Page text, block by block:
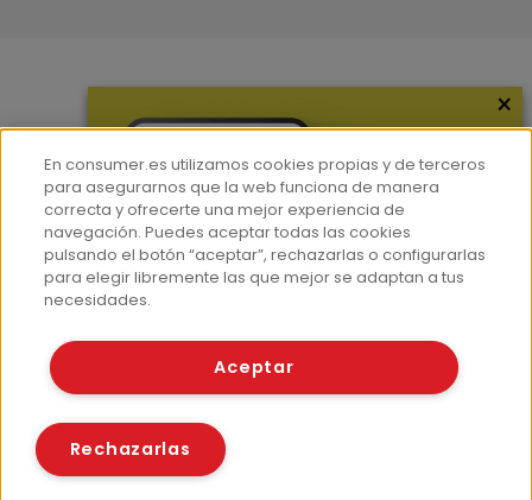
Hemeroteca
Contacto
Prensa
Corpus Lingüístico Consumer
© Fundación EROSKI
Políticas de cookies
×
En consumer.es utilizamos cookies propias y de terceros
para asegurarnos que la web funciona de manera
correcta y ofrecerte una mejor experiencia de
navegación. Puedes aceptar todas las cookies
pulsando el botón “aceptar”, rechazarlas o configurarlas
para elegir libremente las que mejor se adaptan a tus
necesidades.
Aceptar
Rechazarlas